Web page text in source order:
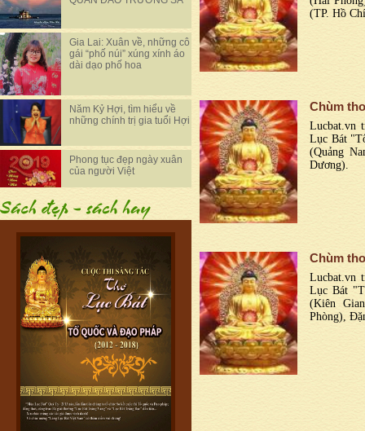
Gia Lai: Xuân về, những cô
gái “phố núi” xúng xính áo
dài dạo phố hoa
Năm Kỷ Hợi, tìm hiểu về
những chính trị gia tuổi Hợi
Phong tục đẹp ngày xuân
của người Việt
(TP. Hồ
Chùm
Lucbat.vn
Lục Bát
(Quảng
Dương).
Chùm
Lucbat.vn
Lục Bát
(Kiên
Phòng),